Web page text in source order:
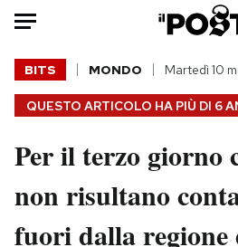
HOME
Italia
Politica
Tecnologia
QUESTO ARTICOLO HA PIÙ DI 6
BITS MONDO Martedì 10
Per il terzo giorno
non risultano
fuori dalla